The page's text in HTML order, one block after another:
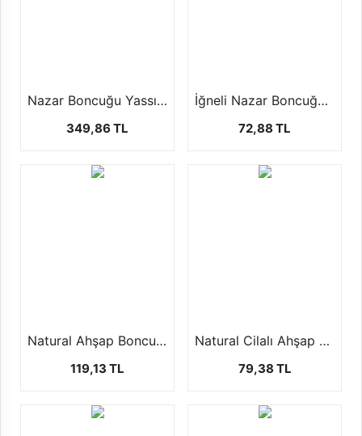
Nazar Boncuğu Yassı Plastik (8mm, 1 Paket-1000 Adet)
349,86 TL
İğneli Nazar Boncuğu (1 Paket - 50 Adet)
72,88 TL
Natural Ahşap Boncuk (100 Gr)
119,13 TL
Natural Cilalı Ahşap Boncuk (100 Gr)
79,38 TL